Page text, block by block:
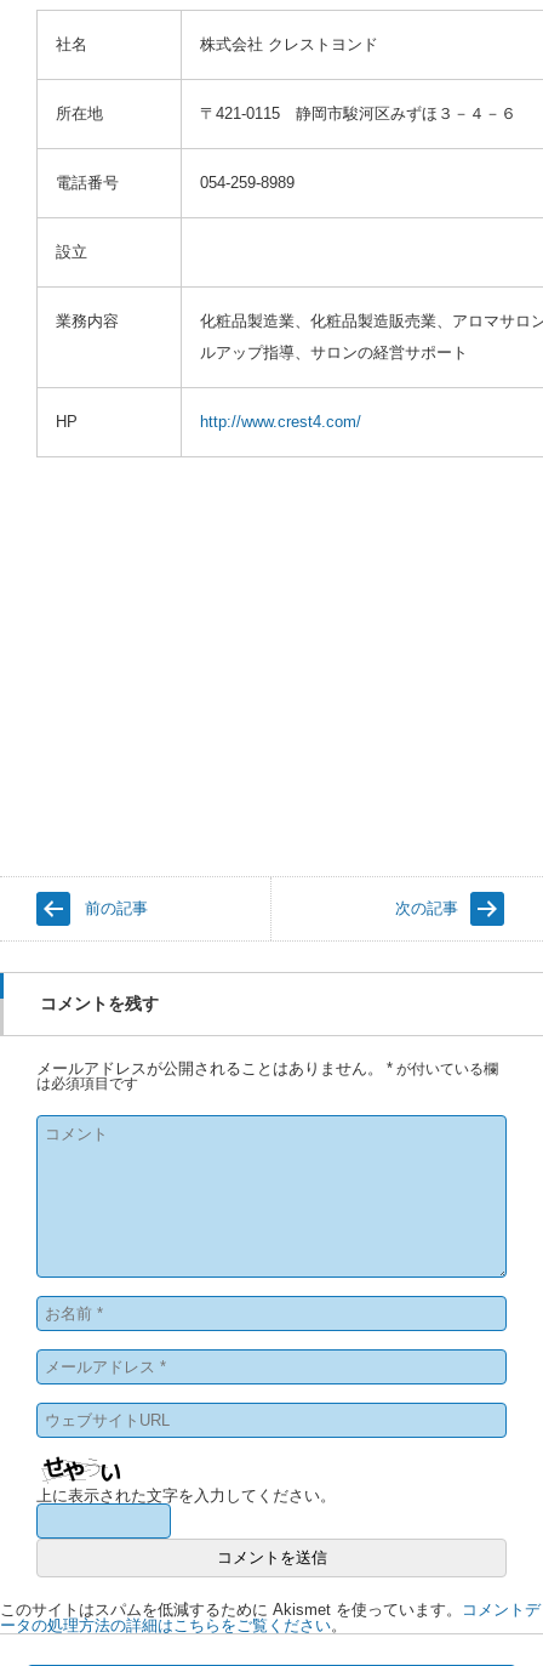
社名 株式会社 クレストヨンド
所在地 〒421-0115 静岡市駿河区みずほ３－４－６
電話番号 054-259-8989
設立
業務内容
化粧品製造業、化粧品製造販売業、アロマサロ
ルアップ指導、サロンの経営サポート
HP http://www.crest4.com/
前の記事 次の記事
コメントを残す
メールアドレスが公開されることはありません。 * が付いている欄
は必須項目です
上に表示された文字を入力してください。
このサイトはスパムを低減するために Akismet を使っています。
コメントデ
ータの処理方法の詳細はこちらをご覧ください。